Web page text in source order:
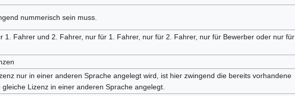
nummerisch sein muss.
1. Fahrer und 2. Fahrer, nur für 1. Fahrer, nur für 2. Fahrer, nur für Bewerber oder nur für
nur in einer anderen Sprache angelegt wird, ist hier zwingend die bereits vorhandene
Lizenz in einer anderen Sprache angelegt.